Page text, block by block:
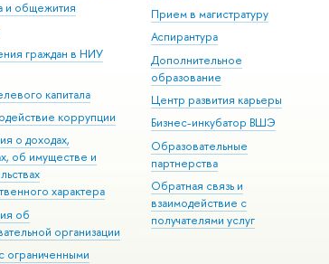
и общежития
граждан в НИУ
капитала
коррупции
о доходах,
об имуществе и
характера
об
организации
ограниченными
Прием в магистратуру
Аспирантура
Дополнительное
образование
Центр развития карьеры
Бизнес-инкубатор ВШЭ
Образовательные
партнерства
Обратная связь и
взаимодействие с
получателями услуг